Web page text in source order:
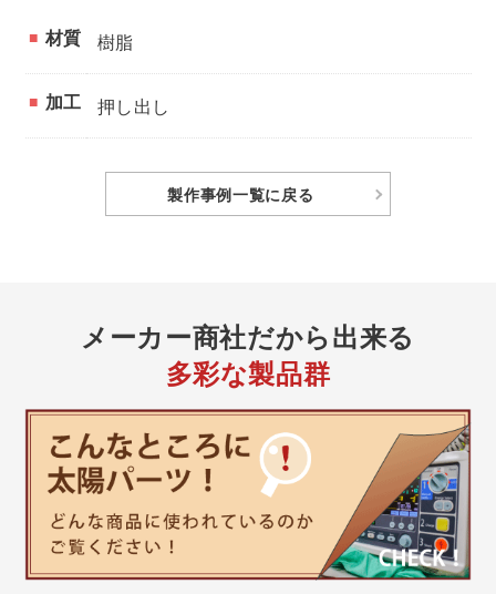
材質 樹脂
加工 押し出し
製作事例一覧に戻る
メーカー商社だから出来る
多彩な製品群